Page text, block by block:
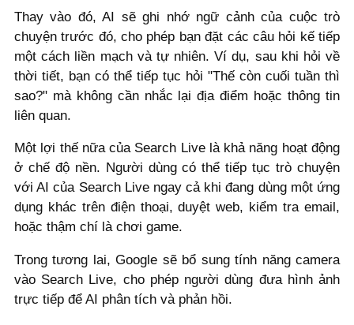
Thay vào đó, AI sẽ ghi nhớ ngữ cảnh của cuộc trò
chuyện trước đó, cho phép bạn đặt các câu hỏi kế tiếp
một cách liền mạch và tự nhiên. Ví dụ, sau khi hỏi về
thời tiết, bạn có thể tiếp tục hỏi "Thế còn cuối tuần thì
sao?" mà không cần nhắc lại địa điểm hoặc thông tin
liên quan.
Một lợi thế nữa của Search Live là khả năng hoạt động
ở chế độ nền. Người dùng có thể tiếp tục trò chuyện
với AI của Search Live ngay cả khi đang dùng một ứng
dụng khác trên điện thoại, duyệt web, kiểm tra email,
hoặc thậm chí là chơi game.
Trong tương lai, Google sẽ bổ sung tính năng camera
vào Search Live, cho phép người dùng đưa hình ảnh
trực tiếp để AI phân tích và phản hồi.